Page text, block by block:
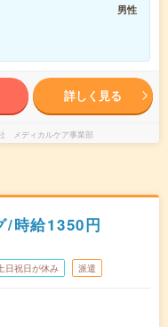
男性
詳しく見る
メディカルケア事業部
/時給1350円
日祝日が休み 派遣